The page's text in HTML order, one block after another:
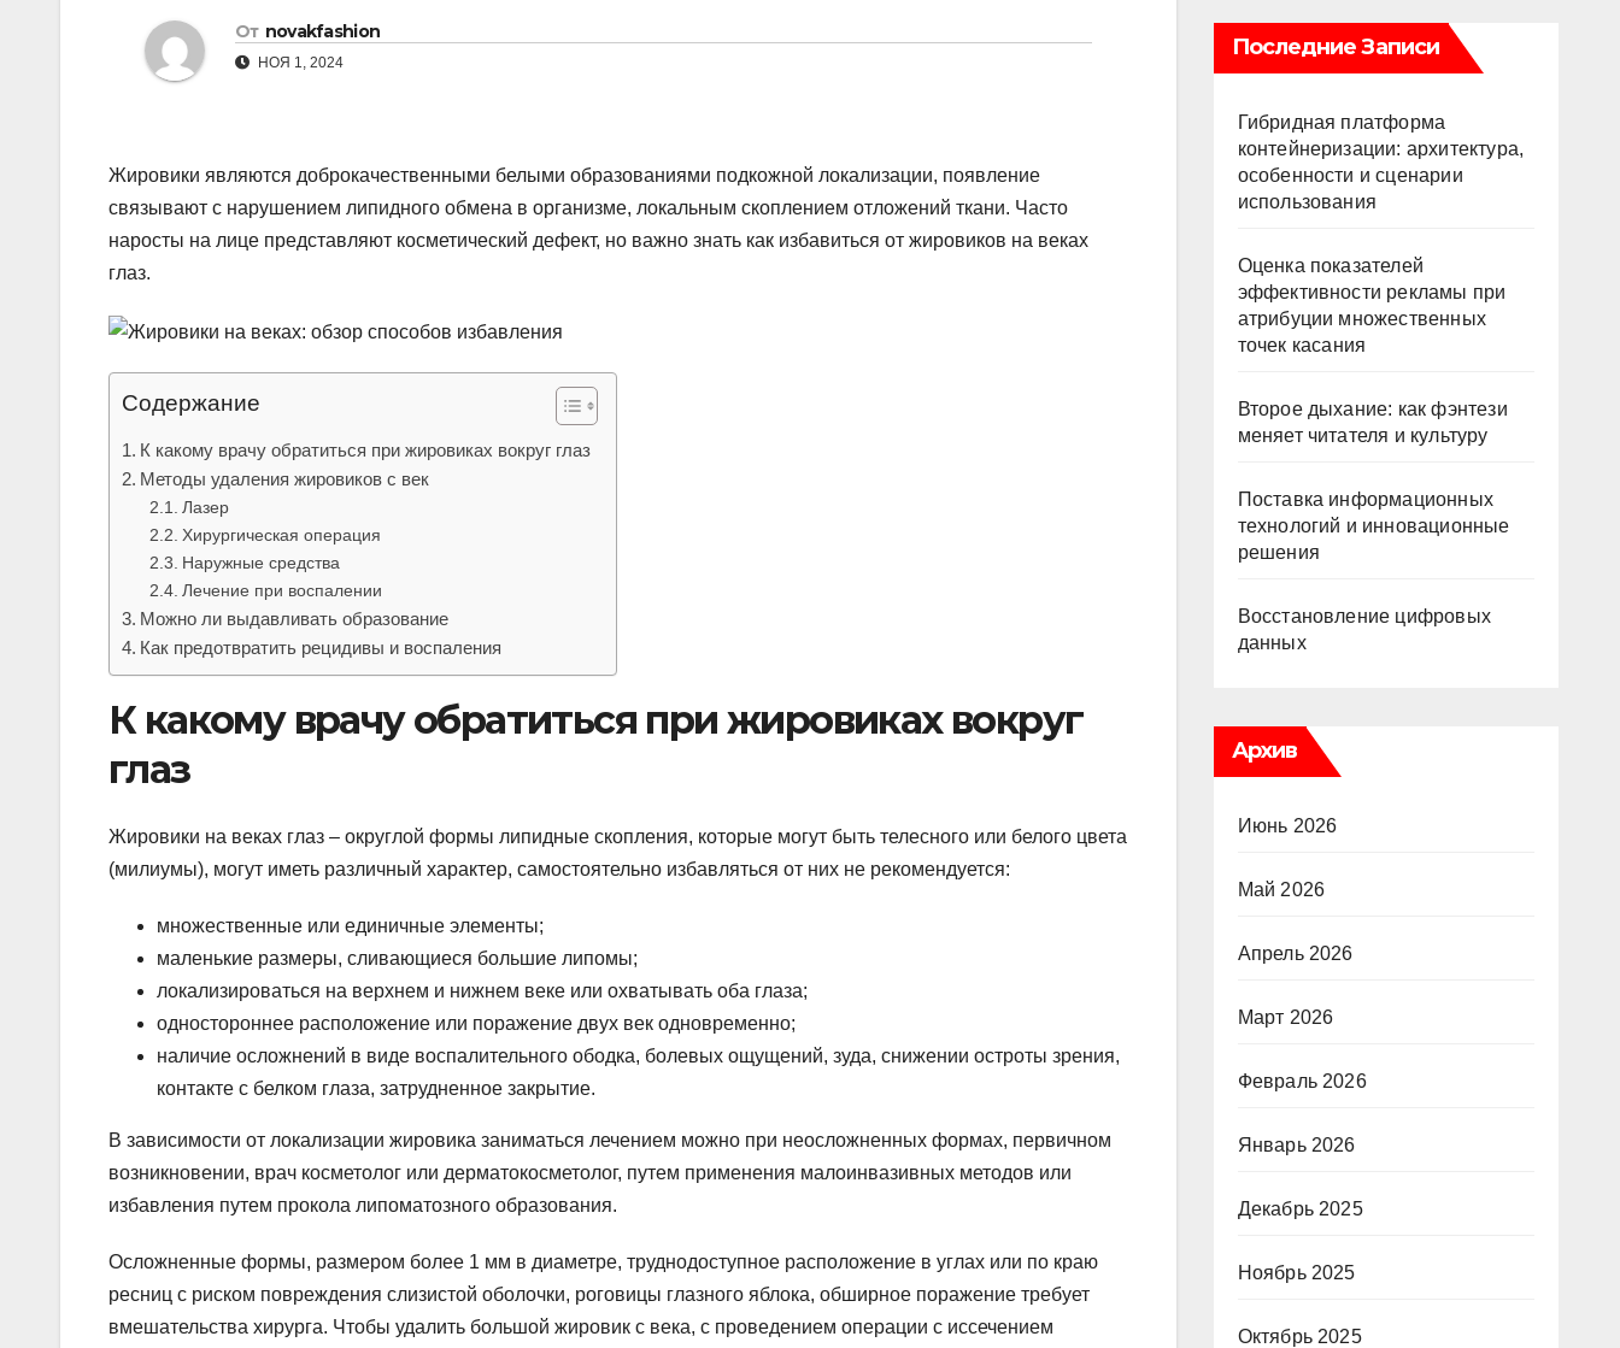
От novakfashion
НОЯ 1, 2024
Жировики являются доброкачественными белыми образованиями подкожной локализации, появление
связывают с нарушением липидного обмена в организме, локальным скоплением отложений ткани. Часто
наросты на лице представляют косметический дефект, но важно знать как избавиться от жировиков на веках
глаз.
Содержание
К какому врачу обратиться при жировиках вокруг глаз
Методы удаления жировиков с век
Лазер
Хирургическая операция
Наружные средства
Лечение при воспалении
Можно ли выдавливать образование
Как предотвратить рецидивы и воспаления
К какому врачу обратиться при жировиках вокруг
глаз
Жировики на веках глаз – округлой формы липидные скопления, которые могут быть телесного или белого цвета
(милиумы), могут иметь различный характер, самостоятельно избавляться от них не рекомендуется:
множественные или единичные элементы;
маленькие размеры, сливающиеся большие липомы;
локализироваться на верхнем и нижнем веке или охватывать оба глаза;
одностороннее расположение или поражение двух век одновременно;
наличие осложнений в виде воспалительного ободка, болевых ощущений, зуда, снижении остроты зрения,
контакте с белком глаза, затрудненное закрытие.
В зависимости от локализации жировика заниматься лечением можно при неосложненных формах, первичном
возникновении, врач косметолог или дерматокосметолог, путем применения малоинвазивных методов или
избавления путем прокола липоматозного образования.
Осложненные формы, размером более 1 мм в диаметре, труднодоступное расположение в углах или по краю
ресниц с риском повреждения слизистой оболочки, роговицы глазного яблока, обширное поражение требует
вмешательства хирурга. Чтобы удалить большой жировик с века, с проведением операции с иссечением
Последние Записи
Гибридная платформа
контейнеризации: архитектура,
особенности и сценарии
использования
Оценка показателей
эффективности рекламы при
атрибуции множественных
точек касания
Второе дыхание: как фэнтези
меняет читателя и культуру
Поставка информационных
технологий и инновационные
решения
Восстановление цифровых
данных
Архив
Июнь 2026
Май 2026
Апрель 2026
Март 2026
Февраль 2026
Январь 2026
Декабрь 2025
Ноябрь 2025
Октябрь 2025